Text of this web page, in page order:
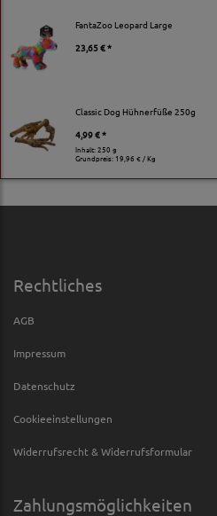
FantaZoo Leopard Large
23,65 € *
Classic Dog Hühnerfüße 250g
4,99 € *
Inhalt: 250 g
Grundpreis: 19,96 € / Kg
Rechtliches
AGB
Impressum
Datenschutz
Cookieeinstellungen
Widerrufsrecht & Widerrufsformular
Zahlungsmöglichkeiten